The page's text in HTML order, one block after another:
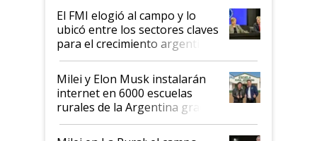
El FMI elogió al campo y lo
ubicó entre los sectores claves
para el crecimiento argentino
Milei y Elon Musk instalarán
internet en 6000 escuelas
rurales de la Argentina gracias
a un acuerdo con Starlink